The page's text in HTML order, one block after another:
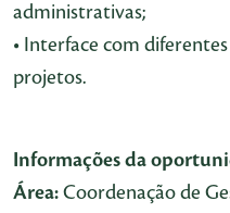
administrativas;
• Interface com
projetos.
Informações da
Área: Coordenação de